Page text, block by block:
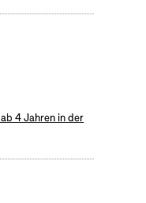
4 Jahren in der